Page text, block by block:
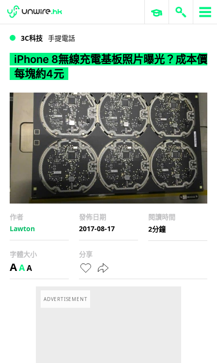
WWDC 2026 ERP 與商業 AI
3C科技 手提電話
iPhone 8無線充電基板照片曝光？成本價
每塊約4元
作者
Lawton
發佈日期
2017-08-17
閱讀時間
2分鐘
字體大小
AAA
分享
ADVERTISEMENT